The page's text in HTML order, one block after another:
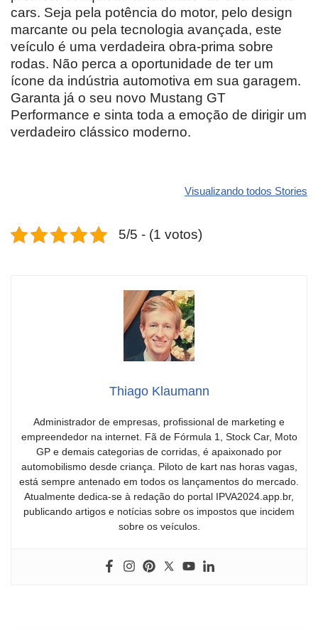
cars. Seja pela potência do motor, pelo design
marcante ou pela tecnologia avançada, este
veículo é uma verdadeira obra-prima sobre
rodas. Não perca a oportunidade de ter um
ícone da indústria automotiva em sua garagem.
Garanta já o seu novo Mustang GT
Performance e sinta toda a emoção de dirigir um
verdadeiro clássico moderno.
Visualizando todos Stories
2025!
Dodge pode ter
de emoção
que
5/5 - (1 votos)
Thiago Klaumann
Administrador de empresas, profissional de marketing e
empreendedor na internet. Fã de Fórmula 1, Stock Car, Moto
GP e demais categorias de corridas, é apaixonado por
automobilismo desde criança. Piloto de kart nas horas vagas,
está sempre antenado em todos os lançamentos do mercado.
Atualmente dedica-se à redação do portal IPVA2024.app.br,
publicando artigos e notícias sobre os impostos que incidem
sobre os veículos.